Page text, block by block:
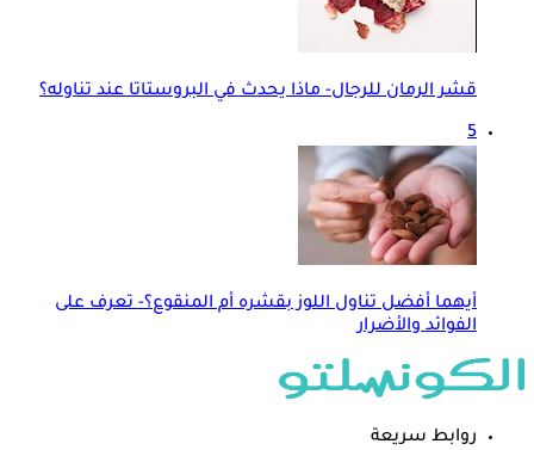
قشر الرمان للرجال- ماذا يحدث في البروستاتا عند تناوله؟
5
أيهما أفضل تناول اللوز بقشره أم المنقوع؟- تعرف على
الفوائد والأضرار
روابط سريعة